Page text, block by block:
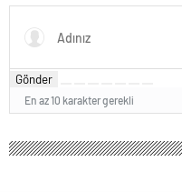
Gönder
En az 10 karakter gerekli